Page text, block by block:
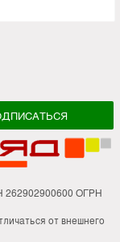
ОГРН
от внешнего